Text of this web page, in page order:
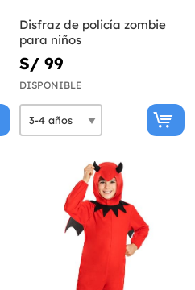
Disfraz de policía zombie
para niños
S/ 99
DISPONIBLE